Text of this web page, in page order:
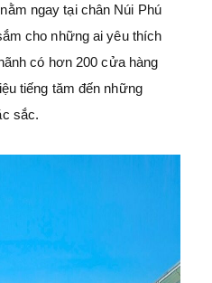
ngay tại chân Núi Phú
cho những ai yêu thích
có hơn 200 cửa hàng
tiếng tăm đến những
sắc.